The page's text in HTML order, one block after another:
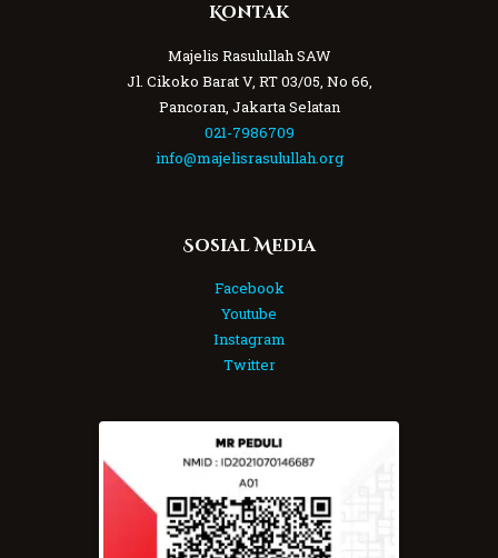
Kontak
Majelis Rasulullah SAW
Jl. Cikoko Barat V, RT 03/05, No 66,
Pancoran, Jakarta Selatan
021-7986709
info@majelisrasulullah.org
Sosial Media
Facebook
Youtube
Instagram
Twitter